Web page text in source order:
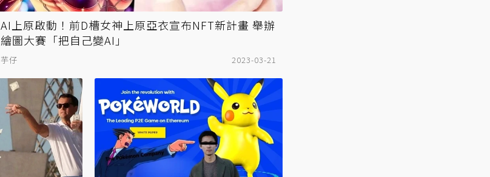
AI上原啟動！前D槽女神上原亞衣宣布NFT新計畫 舉辦
繪圖大賽「把自己變AI」
芋仔 2023-03-21